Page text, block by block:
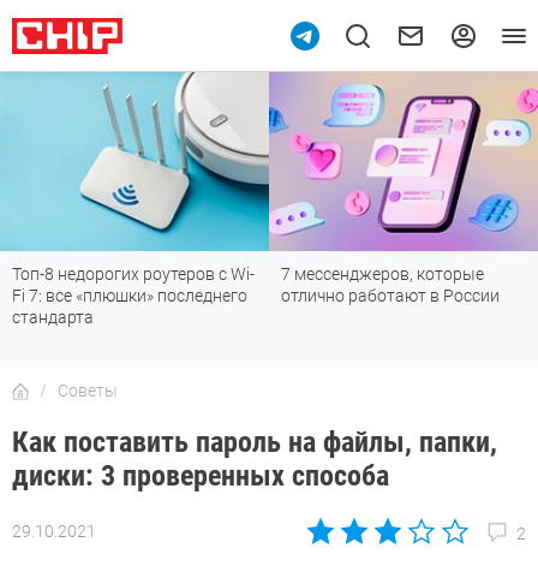
7 мессенджеров, которые
отлично работают в России
Подпишись на наш канал в
мессенджере МАХ
Советы
Как поставить пароль на файлы, папки,
диски: 3 проверенных способа
29.10.2021 2
Автор: